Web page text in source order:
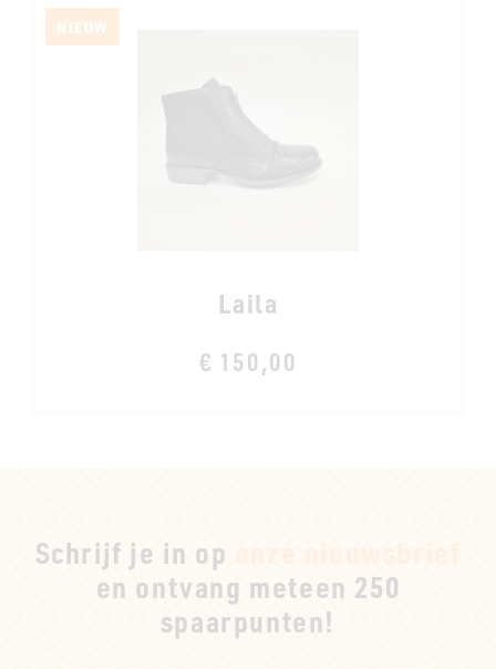
NIEUW
Laila
€ 150,00
Schrijf je in op
en ontvang meteen 250
spaarpunten!